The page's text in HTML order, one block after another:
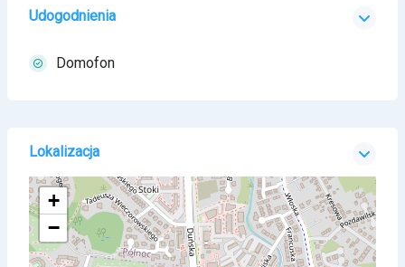
Udogodnienia
Domofon
Lokalizacja
+
−